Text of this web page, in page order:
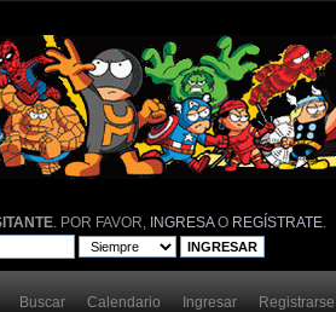
. POR FAVOR, INGRESAO REGÍSTRATE
Buscar Calendario Ingresar Registrarse